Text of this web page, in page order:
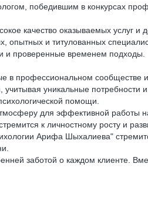
победившим в конкурсах
качество оказываемых услуг и
опытных и титулованных
и проверенные временем подходы.
в профессиональном сообществе
уникальные потребности и
помощи.
для эффективной работы
к личностному росту и
Арифа Шыхалиева"
заботой о каждом клиенте.